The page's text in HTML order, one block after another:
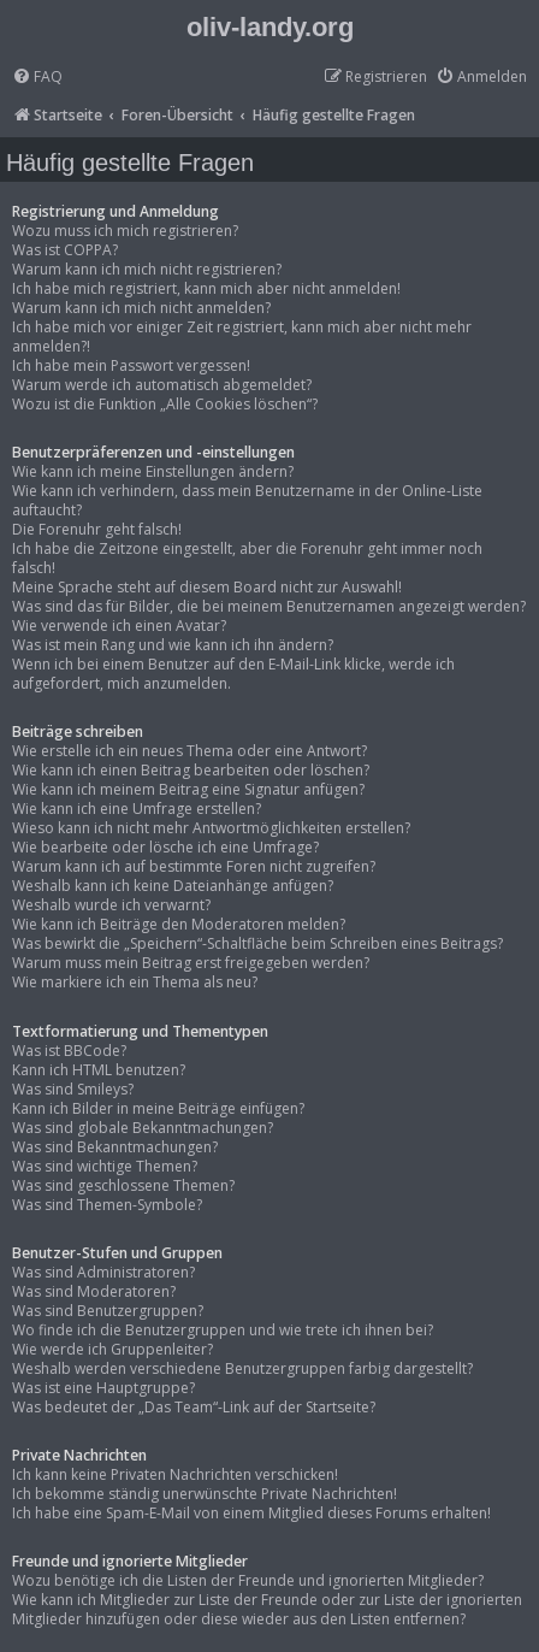
oliv-landy.org
FAQ Anmelden
Registrieren
Startseite
Foren-Übersicht Häufig gestellte Fragen
Häufig gestellte Fragen
Registrierung und Anmeldung
Wozu muss ich mich registrieren?
Was ist COPPA?
Warum kann ich mich nicht registrieren?
Ich habe mich registriert, kann mich aber nicht anmelden!
Warum kann ich mich nicht anmelden?
Ich habe mich vor einiger Zeit registriert, kann mich aber nicht mehr
anmelden?!
Ich habe mein Passwort vergessen!
Warum werde ich automatisch abgemeldet?
Wozu ist die Funktion „Alle Cookies löschen“?
Benutzerpräferenzen und -einstellungen
Wie kann ich meine Einstellungen ändern?
Wie kann ich verhindern, dass mein Benutzername in der Online-Liste
auftaucht?
Die Forenuhr geht falsch!
Ich habe die Zeitzone eingestellt, aber die Forenuhr geht immer noch
falsch!
Meine Sprache steht auf diesem Board nicht zur Auswahl!
Was sind das für Bilder, die bei meinem Benutzernamen angezeigt werden?
Wie verwende ich einen Avatar?
Was ist mein Rang und wie kann ich ihn ändern?
Wenn ich bei einem Benutzer auf den E-Mail-Link klicke, werde ich
aufgefordert, mich anzumelden.
Beiträge schreiben
Wie erstelle ich ein neues Thema oder eine Antwort?
Wie kann ich einen Beitrag bearbeiten oder löschen?
Wie kann ich meinem Beitrag eine Signatur anfügen?
Wie kann ich eine Umfrage erstellen?
Wieso kann ich nicht mehr Antwortmöglichkeiten erstellen?
Wie bearbeite oder lösche ich eine Umfrage?
Warum kann ich auf bestimmte Foren nicht zugreifen?
Weshalb kann ich keine Dateianhänge anfügen?
Weshalb wurde ich verwarnt?
Wie kann ich Beiträge den Moderatoren melden?
Was bewirkt die „Speichern“-Schaltfläche beim Schreiben eines Beitrags?
Warum muss mein Beitrag erst freigegeben werden?
Wie markiere ich ein Thema als neu?
Textformatierung und Thementypen
Was ist BBCode?
Kann ich HTML benutzen?
Was sind Smileys?
Kann ich Bilder in meine Beiträge einfügen?
Was sind globale Bekanntmachungen?
Was sind Bekanntmachungen?
Was sind wichtige Themen?
Was sind geschlossene Themen?
Was sind Themen-Symbole?
Benutzer-Stufen und Gruppen
Was sind Administratoren?
Was sind Moderatoren?
Was sind Benutzergruppen?
Wo finde ich die Benutzergruppen und wie trete ich ihnen bei?
Wie werde ich Gruppenleiter?
Weshalb werden verschiedene Benutzergruppen farbig dargestellt?
Was ist eine Hauptgruppe?
Was bedeutet der „Das Team“-Link auf der Startseite?
Private Nachrichten
Ich kann keine Privaten Nachrichten verschicken!
Ich bekomme ständig unerwünschte Private Nachrichten!
Ich habe eine Spam-E-Mail von einem Mitglied dieses Forums erhalten!
Freunde und ignorierte Mitglieder
Wozu benötige ich die Listen der Freunde und ignorierten Mitglieder?
Wie kann ich Mitglieder zur Liste der Freunde oder zur Liste der ignorierten
Mitglieder hinzufügen oder diese wieder aus den Listen entfernen?